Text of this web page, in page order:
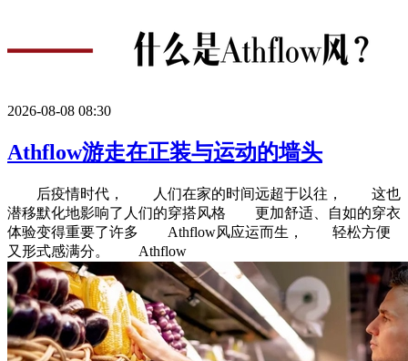
2026-08-08 08:30
Athflow游走在正装与运动的墙头
后疫情时代， 人们在家的时间远超于以往， 这也
潜移默化地影响了人们的穿搭风格 更加舒适、自如的穿衣
体验变得重要了许多 Athflow风应运而生， 轻松方便
又形式感满分。 Athflow